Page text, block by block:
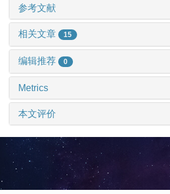
参考文献
相关文章 15
编辑推荐 0
Metrics
本文评价